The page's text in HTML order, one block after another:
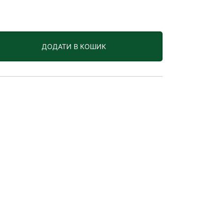
ДОДАТИ В КОШИК